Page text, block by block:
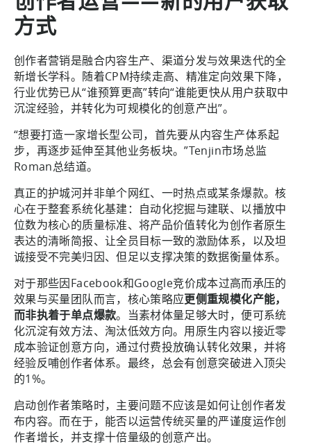
方式
创作者营销是融合内容生产、渠道分发与效果迭代的全
新增长学科。随着CPM持续走高、精准定向效果下降，
行业优势已从“谁预算更高”转向“谁能更快从用户获取中
沉淀经验，并转化为可规模化的创意产出”。
“想要打造一家增长型公司，首先要从内容生产体系起
步，再逐步延伸至其他业务板块。”Tenjin市场总监
Roman总结道。
真正的护城河并非单个网红、一时热点或某条爆款。核
心在于整套系统化基建：自动化挖掘与建联、以播放中
位数为核心的质量标准、将产品价值转化为创作者原生
表达的清晰简报、让全员目标一致的激励体系，以及坦
诚接受不完美归因、但足以支撑决策的数据衡量体系。
对于那些因Facebook和Google竞价成本过高而承压的
效果与买量团队而言，核心策略应更侧重规模化产能，
而非执着于单点爆款。当素材体量足够大时，便可系统
化沉淀有效方法、淘汰低效方向。用原生内容以接近零
成本验证创意方向，通过付费投放确认转化效果，并将
经验反哺创作者体系。最终，总会有创意突破进入顶尖
的1%。
启动创作者策略时，主要问题不应该是如何让创作者发
布内容。而在于，能否以运营传统买量的严谨度运作创
作者增长，并支撑十倍量级的创意产出。